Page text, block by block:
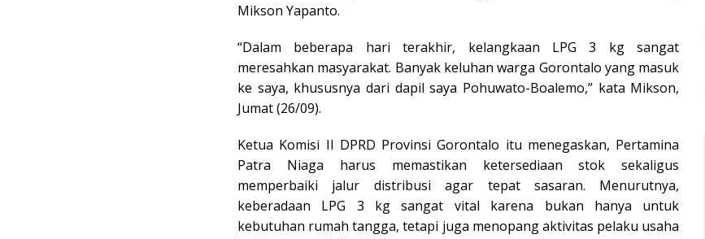
Mikson Yapanto.
“Dalam beberapa hari terakhir, kelangkaan LPG 3 kg sangat
meresahkan masyarakat. Banyak keluhan warga Gorontalo yang masuk
ke saya, khususnya dari dapil saya Pohuwato-Boalemo,” kata Mikson,
Jumat (26/09).
Ketua Komisi II DPRD Provinsi Gorontalo itu menegaskan, Pertamina
Patra Niaga harus memastikan ketersediaan stok sekaligus
memperbaiki jalur distribusi agar tepat sasaran. Menurutnya,
keberadaan LPG 3 kg sangat vital karena bukan hanya untuk
kebutuhan rumah tangga, tetapi juga menopang aktivitas pelaku usaha